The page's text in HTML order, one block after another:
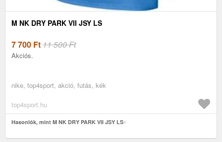
M NK DRY PARK VII JSY LS
7 700 Ft11 500 Ft
Akciós.
nike, top4sport, akció, futás, kék
top4sport.hu
Hasonlók, mint M NK DRY PARK VII JSY LS